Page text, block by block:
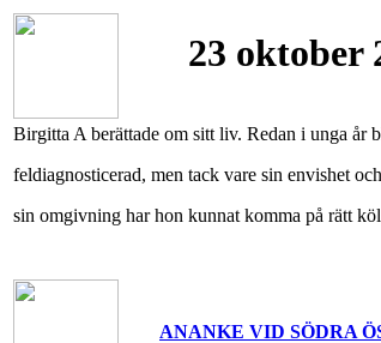
23 oktober
Birgitta A berättade om sitt liv. Redan i unga år
feldiagnosticerad, men tack vare sin envishet
sin omgivning har hon kunnat komma på rätt
ANANKE VID SÖDRA